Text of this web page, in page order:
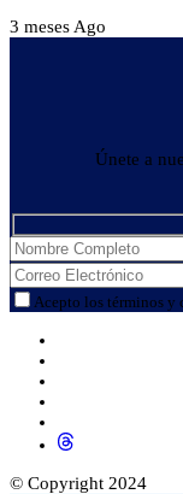
3 meses Ago
Únete a
Acepto los términos y
© Copyright 2024